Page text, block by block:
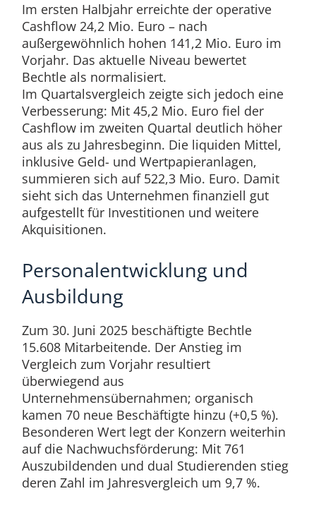
Im ersten Halbjahr erreichte der operative
Cashflow 24,2 Mio. Euro – nach
außergewöhnlich hohen 141,2 Mio. Euro im
Vorjahr. Das aktuelle Niveau bewertet
Bechtle als normalisiert.
Im Quartalsvergleich zeigte sich jedoch eine
Verbesserung: Mit 45,2 Mio. Euro fiel der
Cashflow im zweiten Quartal deutlich höher
aus als zu Jahresbeginn. Die liquiden Mittel,
inklusive Geld- und Wertpapieranlagen,
summieren sich auf 522,3 Mio. Euro. Damit
sieht sich das Unternehmen finanziell gut
aufgestellt für Investitionen und weitere
Akquisitionen.
Personalentwicklung und
Ausbildung
Zum 30. Juni 2025 beschäftigte Bechtle
15.608 Mitarbeitende. Der Anstieg im
Vergleich zum Vorjahr resultiert
überwiegend aus
Unternehmensübernahmen; organisch
kamen 70 neue Beschäftigte hinzu (+0,5 %).
Besonderen Wert legt der Konzern weiterhin
auf die Nachwuchsförderung: Mit 761
Auszubildenden und dual Studierenden stieg
deren Zahl im Jahresvergleich um 9,7 %.